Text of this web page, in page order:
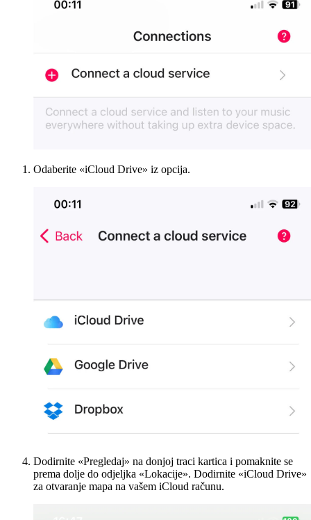
Odaberite «iCloud Drive» iz opcija.
Dodirnite «Pregledaj» na donjoj traci kartica i pomaknite se
prema dolje do odjeljka «Lokacije». Dodirnite «iCloud Drive»
za otvaranje mapa na vašem iCloud računu.